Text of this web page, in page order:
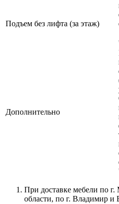
Подъем без лифта (за этаж)
Дополнительно
При доставке мебели по
области, по г. Владимир и